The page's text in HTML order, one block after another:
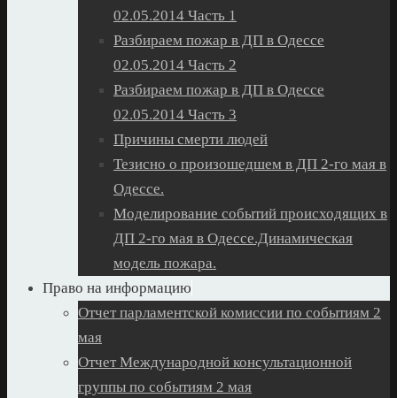
02.05.2014 Часть 1
Разбираем пожар в ДП в Одессе
02.05.2014 Часть 2
Разбираем пожар в ДП в Одессе
02.05.2014 Часть 3
Причины смерти людей
Тезисно о произошедшем в ДП 2-го мая в
Одессе.
Моделирование событий происходящих в
ДП 2-го мая в Одессе.Динамическая
модель пожара.
Право на информацию
Отчет парламентской комиссии по событиям 2
мая
Отчет Международной консультационной
группы по событиям 2 мая